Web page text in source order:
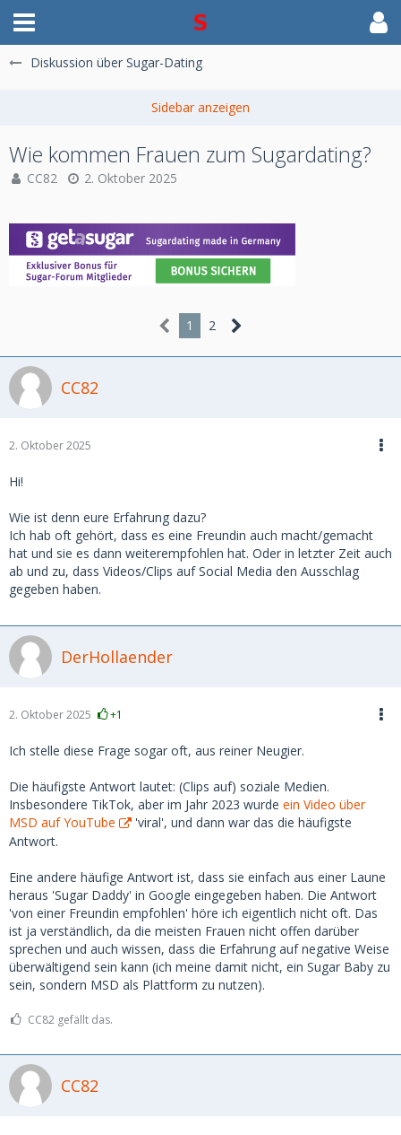
Diskussion über Sugar-Dating
Wie kommen Frauen zum Sugardating?
CC82 2. Oktober 2025
1 2
CC82
2. Oktober 2025
Hi!
Wie ist denn eure Erfahrung dazu?
Ich hab oft gehört, dass es eine Freundin auch macht/gemacht
hat und sie es dann weiterempfohlen hat. Oder in letzter Zeit auch
ab und zu, dass Videos/Clips auf Social Media den Ausschlag
gegeben haben.
DerHollaender
2. Oktober 2025 +1
Ich stelle diese Frage sogar oft, aus reiner Neugier.
Die häufigste Antwort lautet: (Clips auf) soziale Medien.
Insbesondere TikTok, aber im Jahr 2023 wurde ein Video über
MSD auf YouTube
'viral', und dann war das die häufigste
Antwort.
Eine andere häufige Antwort ist, dass sie einfach aus einer Laune
heraus 'Sugar Daddy' in Google eingegeben haben. Die Antwort
'von einer Freundin empfohlen' höre ich eigentlich nicht oft. Das
ist ja verständlich, da die meisten Frauen nicht offen darüber
sprechen und auch wissen, dass die Erfahrung auf negative Weise
überwältigend sein kann (ich meine damit nicht, ein Sugar Baby zu
sein, sondern MSD als Plattform zu nutzen).
CC82 gefällt das.
CC82